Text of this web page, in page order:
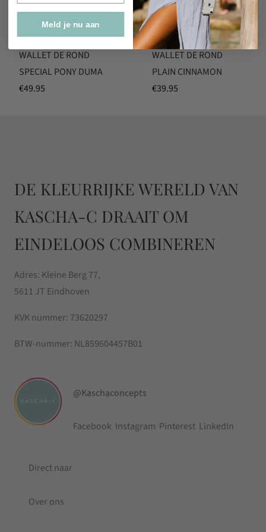
Kascha-C
WALLET DE ROND
SPECIAL PONY DUMA
€49.95
Kascha-C
WALLET DE ROND
PLAIN CINNAMON
€39.95
DE KLEURRIJKE WERELD VAN
KASCHA-C DRAAIT OM
EINDELOOS COMBINEREN
Adres: Kleine Berg 77,
5611 JT Eindhoven
KVK nummer: 73620297
BTW-nummer: NL859604457B01
@Kaschaconcepts
Facebook Instagram Pinterest LinkedIn
Direct naar
Over ons
Meld je nu aan